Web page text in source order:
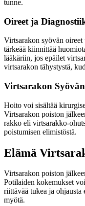
tunne.
Oireet ja
Virtsarakon syövän
tärkeää kiinnittää
lääkäriin, jos epäilet
virtsarakon tähystystä,
Virtsarakon
Hoito voi sisältää
Virtsarakon poiston
rakko eli virtsarakko-
poistumisen elimistöstä.
Elämä
Virtsarakon poiston
Potilaiden kokemukset
riittävää tukea ja ohjausta
myötä.